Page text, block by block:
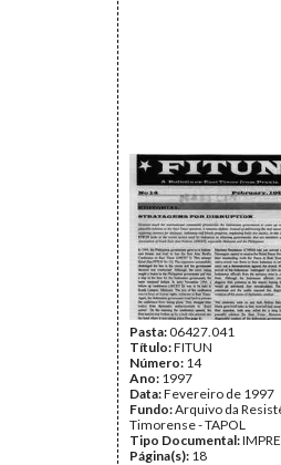
Pasta:06427.041
Título:FITUN
Número: 14
Ano: 1997
Data:Fevereiro de 1997
Fundo:Arquivo da
Timorense - TAPOL
Tipo Documental:
Página(s): 18